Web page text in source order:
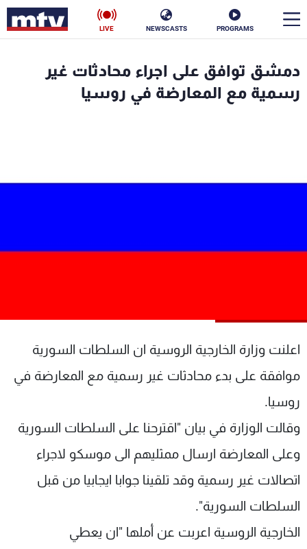
PROGRAMS
NEWSCASTS
LIVE
دمشق توافق على اجراء محادثات غير
رسمية مع المعارضة في روسيا
اعلنت وزارة الخارجية الروسية ان السلطات السورية
موافقة على بدء محادثات غير رسمية مع المعارضة في
روسيا.
وقالت الوزارة في بيان "اقترحنا على السلطات السورية
وعلى المعارضة ارسال ممثليهم الى موسكو لاجراء
اتصالات غير رسمية وقد تلقينا جوابا ايجابيا من قبل
السلطات السورية".
الخارجية الروسية اعربت عن أملها "ان يعطي
شاهد البرامج
الترددات
عن MTV
الإنـتـاج
وظائف
سياسة الخصوصية